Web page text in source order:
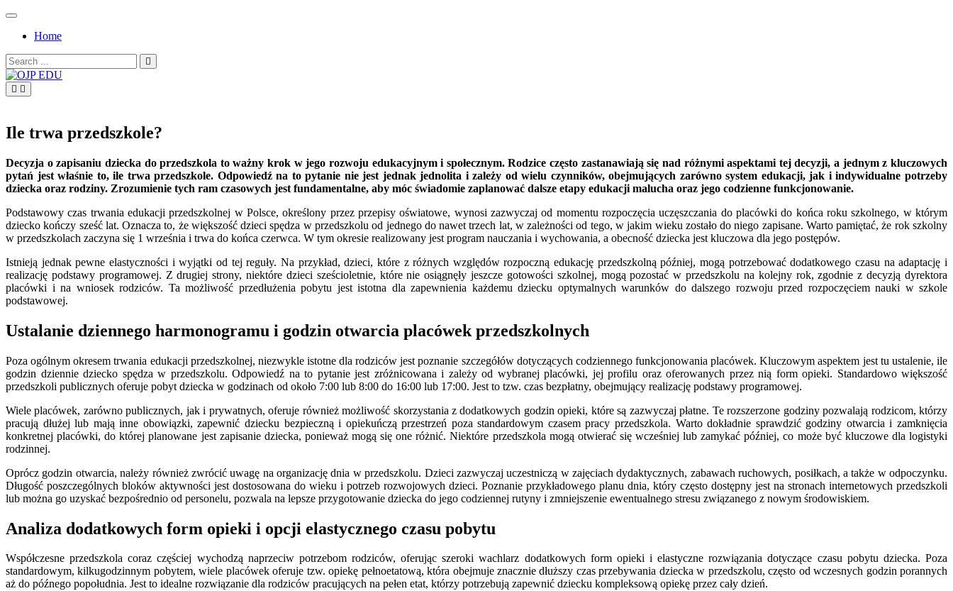
Skip
contentHome
Search
for:
Ile trwa przedszkole?
Decyzja o zapisaniu dziecka do przedszkola to ważny krok w jego rozwoju edukacyjnym i społecznym. Rodzice często zastanawiają się nad różnymi aspektami tej decyzji, a jednym z kluczowych
pytań jest właśnie to, ile trwa przedszkole. Odpowiedź na to pytanie nie jest jednak jednolita i zależy od wielu czynników, obejmujących zarówno system edukacji, jak i indywidualne potrzeby
dziecka oraz rodziny. Zrozumienie tych ram czasowych jest fundamentalne, aby móc świadomie zaplanować dalsze etapy edukacji malucha oraz jego codzienne funkcjonowanie.
Podstawowy czas trwania edukacji przedszkolnej w Polsce, określony przez przepisy oświatowe, wynosi zazwyczaj od momentu rozpoczęcia uczęszczania do placówki do końca roku szkolnego, w którym
dziecko kończy sześć lat. Oznacza to, że większość dzieci spędza w przedszkolu od jednego do nawet trzech lat, w zależności od tego, w jakim wieku zostało do niego zapisane. Warto pamiętać, że rok szkolny
w przedszkolach zaczyna się 1 września i trwa do końca czerwca. W tym okresie realizowany jest program nauczania i wychowania, a obecność dziecka jest kluczowa dla jego postępów.
Istnieją jednak pewne elastyczności i wyjątki od tej reguły. Na przykład, dzieci, które z różnych względów rozpoczną edukację przedszkolną później, mogą potrzebować dodatkowego czasu na adaptację i
realizację podstawy programowej. Z drugiej strony, niektóre dzieci sześcioletnie, które nie osiągnęły jeszcze gotowości szkolnej, mogą pozostać w przedszkolu na kolejny rok, zgodnie z decyzją dyrektora
placówki i na wniosek rodziców. Ta możliwość przedłużenia pobytu jest istotna dla zapewnienia każdemu dziecku optymalnych warunków do dalszego rozwoju przed rozpoczęciem nauki w szkole
podstawowej.
Ustalanie dziennego harmonogramu i godzin otwarcia placówek przedszkolnych
Poza ogólnym okresem trwania edukacji przedszkolnej, niezwykle istotne dla rodziców jest poznanie szczegółów dotyczących codziennego funkcjonowania placówek. Kluczowym aspektem jest tu ustalenie, ile
godzin dziennie dziecko spędza w przedszkolu. Odpowiedź na to pytanie jest zróżnicowana i zależy od wybranej placówki, jej profilu oraz oferowanych przez nią form opieki. Standardowo większość
przedszkoli publicznych oferuje pobyt dziecka w godzinach od około 7:00 lub 8:00 do 16:00 lub 17:00. Jest to tzw. czas bezpłatny, obejmujący realizację podstawy programowej.
Wiele placówek, zarówno publicznych, jak i prywatnych, oferuje również możliwość skorzystania z dodatkowych godzin opieki, które są zazwyczaj płatne. Te rozszerzone godziny pozwalają rodzicom, którzy
pracują dłużej lub mają inne obowiązki, zapewnić dziecku bezpieczną i opiekuńczą przestrzeń poza standardowym czasem pracy przedszkola. Warto dokładnie sprawdzić godziny otwarcia i zamknięcia
konkretnej placówki, do której planowane jest zapisanie dziecka, ponieważ mogą się one różnić. Niektóre przedszkola mogą otwierać się wcześniej lub zamykać później, co może być kluczowe dla logistyki
rodzinnej.
Oprócz godzin otwarcia, należy również zwrócić uwagę na organizację dnia w przedszkolu. Dzieci zazwyczaj uczestniczą w zajęciach dydaktycznych, zabawach ruchowych, posiłkach, a także w odpoczynku.
Długość poszczególnych bloków aktywności jest dostosowana do wieku i potrzeb rozwojowych dzieci. Poznanie przykładowego planu dnia, który często dostępny jest na stronach internetowych przedszkoli
lub można go uzyskać bezpośrednio od personelu, pozwala na lepsze przygotowanie dziecka do jego codziennej rutyny i zmniejszenie ewentualnego stresu związanego z nowym środowiskiem.
Analiza dodatkowych form opieki i opcji elastycznego czasu pobytu
Współczesne przedszkola coraz częściej wychodzą naprzeciw potrzebom rodziców, oferując szeroki wachlarz dodatkowych form opieki i elastyczne rozwiązania dotyczące czasu pobytu dziecka. Poza
standardowym, kilkugodzinnym pobytem, wiele placówek oferuje tzw. opiekę pełnoetatową, która obejmuje znacznie dłuższy czas przebywania dziecka w przedszkolu, często od wczesnych godzin porannych
aż do późnego popołudnia. Jest to idealne rozwiązanie dla rodziców pracujących na pełen etat, którzy potrzebują zapewnić dziecku kompleksową opiekę przez cały dzień.